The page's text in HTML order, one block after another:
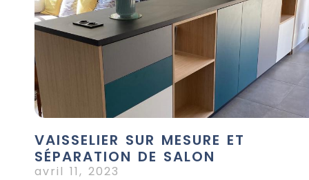
VAISSELIER SUR MESURE ET
SÉPARATION DE SALON
avril 11, 2023